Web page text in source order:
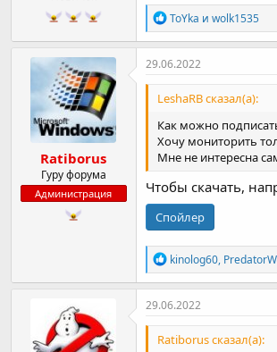
Р
е
а
к
и
ToYka и wolk1535
Ratiborus
Гуру форума
Администрация
29.06.2022
LeshaRB сказал(а):
Как можно
Хочу мониторить
Мне не интересна
Чтобы скачать,
Спойлер
Р
е
а
к
и
kinolog60,
29.06.2022
Ratiborus сказал(а):